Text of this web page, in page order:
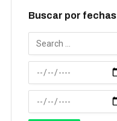
Buscar por fechas